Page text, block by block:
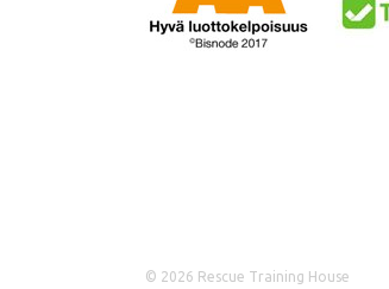
© 2026 Rescue Training House